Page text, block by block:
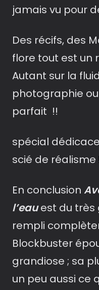
jamais vu pour
Des récifs, des
flore tout est un
Autant sur la
photographie
parfait !!
spécial
scié de réalisme
En conclusion
l’eauest du très
rempli
Blockbuster
grandiose ; sa
un peu aussi ce